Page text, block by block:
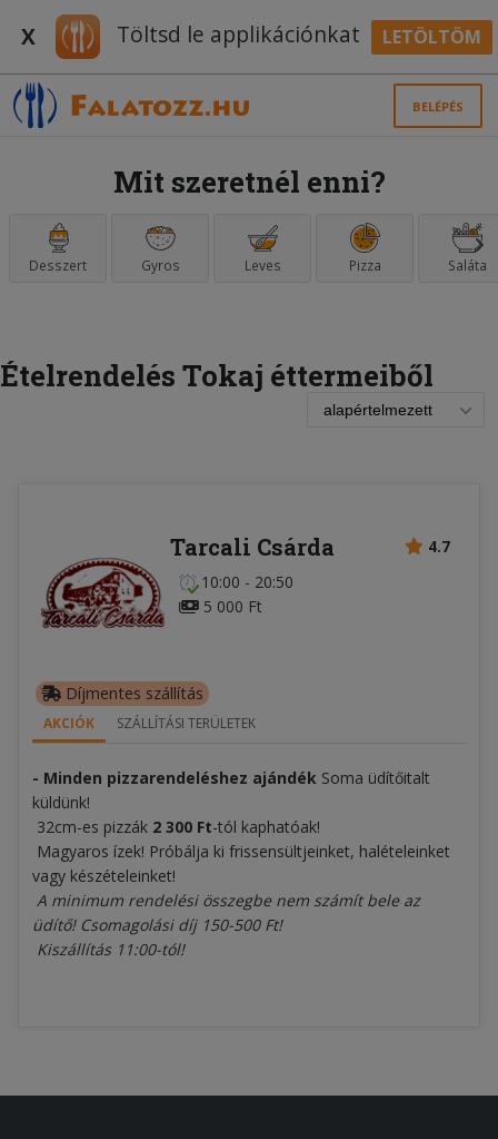
X Töltsd le applikációnkat LETÖLTÖM
BELÉPÉS
Mit szeretnél enni?
Desszert Gyros Leves Pizza Saláta
Ételrendelés Tokaj éttermeiből
4.7
Tarcali Csárda
10:00 - 20:50
5 000 Ft
Díjmentes szállítás
AKCIÓK SZÁLLÍTÁSI TERÜLETEK
- Minden pizzarendeléshez ajándék Soma üdítőitalt
küldünk!
32cm-es pizzák 2 300 Ft-tól kaphatóak!
Magyaros ízek! Próbálja ki frissensültjeinket, halételeinket
vagy készételeinket!
A minimum rendelési összegbe nem számít bele az
üdítő! Csomagolási díj 150-500 Ft!
Kiszállítás 11:00-tól!